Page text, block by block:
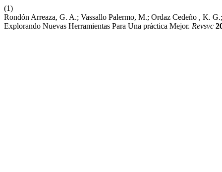
(1)
Rondón Arreaza, G. A.; Vassallo Palermo, M.; Ordaz Cedeño , K.
Explorando Nuevas Herramientas Para Una práctica Mejor. Revsvc